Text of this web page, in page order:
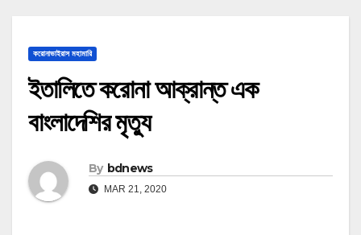
করোনাভাইরাস মহামারি
ইতালিতে করোনা আক্রান্ত এক
বাংলাদেশির মৃত্যু
By bdnews
MAR 21, 2020